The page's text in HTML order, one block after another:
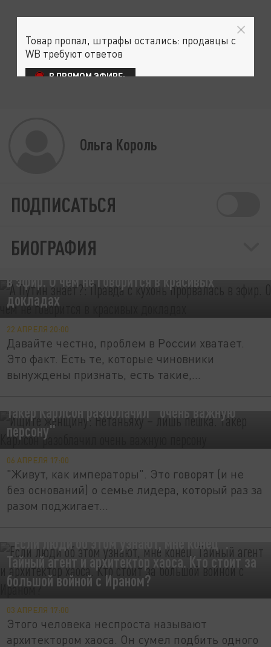
Ольга Король
ПОДПИСАТЬСЯ
БИОГРАФИЯ
в эфир. О чём не говорится в красивых
докладах
22 АПРЕЛЯ 20:00
Давайте честно, проблем в России хватает.
Это факт. Есть те, которые чиновники
вынуждены признать, есть такие,...
Такер Карлсон разоблачил "очень важную
персону"
06 АПРЕЛЯ 17:00
"Живут, как императоры". Это говорят (и не
без оснований) о семье лидера, который раз за
разом поджигает...
"Если люди об этом узнают, мне конец".
Тайный агент и архитектор хаоса. Кто стоит за
большой войной с Ираном?
03 АПРЕЛЯ 17:00
Этого человека неспроста называют
архитектором хаоса. Он сумел подбить одного
Товар пропал, штрафы остались: продавцы с
WB требуют ответов
В ПРЯМОМ ЭФИРЕ: